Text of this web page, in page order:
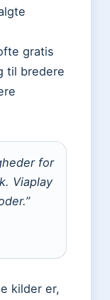
gratis
til bredere
for
Viaplay
kilder er,